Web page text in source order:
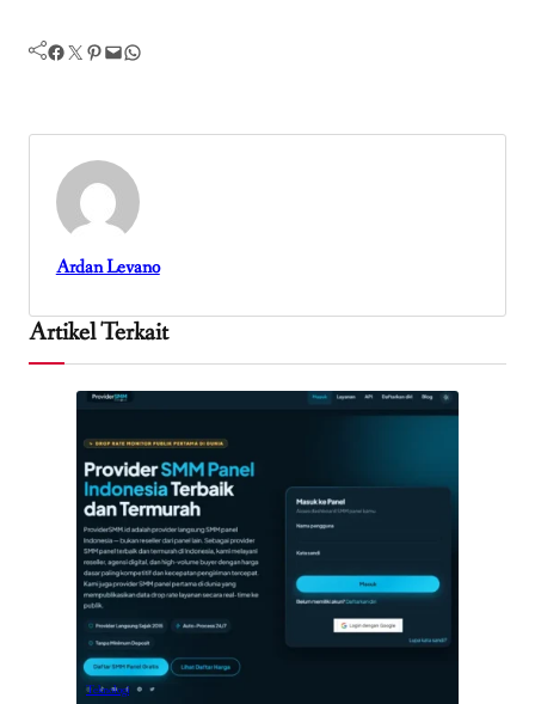
Facebook Twitter Pinterest Mail WhatsApp
Ardan Levano
Artikel Terkait
Teknologi